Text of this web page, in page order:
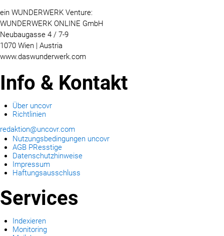
ein WUNDERWERK Venture:
WUNDERWERK ONLINE GmbH
Neubaugasse 4 / 7-9
1070 Wien | Austria
www.daswunderwerk.com
Info & Kontakt
Über uncovr
Richtlinien
redaktion@uncovr.com
Nutzungsbedingungen uncovr
AGB PResstige
Datenschutzhinweise
Impressum
Haftungsausschluss
Services
Indexieren
Monitoring